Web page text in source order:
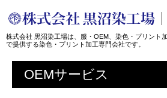
株式会社 黒沼染工場は、服・OEM、染色・プリント
で提供する染色・プリント加工専門会社です。
OEMサービス